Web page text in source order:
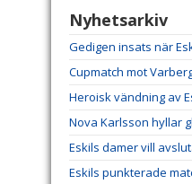
Nyhetsarkiv
Gedigen insats när
Cupmatch mot
Heroisk vändning av
Nova Karlsson hyllar
Eskils damer vill
Eskils punkterade